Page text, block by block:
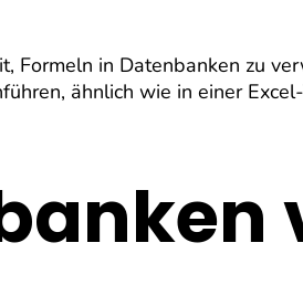
Formeln in Datenbanken zu
ähnlich wie in einer